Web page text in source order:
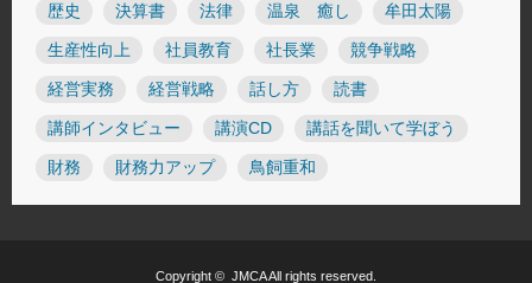
歴史 決算書 法律 温泉 癒し 牟田太陽
生産性向上 社員教育 社長業 競争戦略
経営実務 経営戦略 話し方 読書
講師インタビュー 講演CD 講話を聞いて学ぼう
財務 財務力アップ 鳥飼重和
Copyright © JMCAAll rights reserved.